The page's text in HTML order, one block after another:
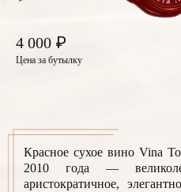
4 000 ₽
Цена за бутылку
Красное сухое вино Vina
2010 года —
аристократичное,